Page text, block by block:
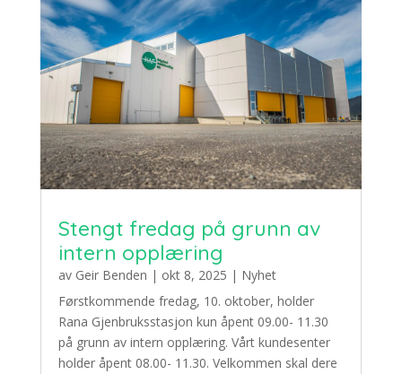
Stengt fredag på grunn av
intern opplæring
av Geir Benden | okt 8, 2025 | Nyhet
Førstkommende fredag, 10. oktober, holder
Rana Gjenbruksstasjon kun åpent 09.00- 11.30
på grunn av intern opplæring. Vårt kundesenter
holder åpent 08.00- 11.30. Velkommen skal dere